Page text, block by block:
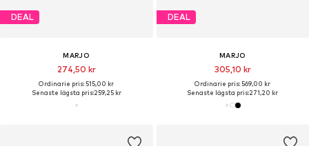
DEAL
MARJO
274,50 kr
Ordinarie pris: 515,00 kr
Senaste lägsta pris:259,25 kr
DEAL
MARJO
305,10 kr
Ordinarie pris: 569,00 kr
Senaste lägsta pris:271,20 kr